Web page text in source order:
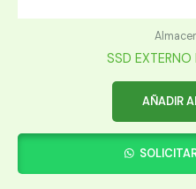
SSD
AÑADIR